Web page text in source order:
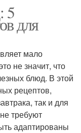
5
для
мало
не значит, что
блюд. В этой
рецептов,
так и для
требуют
адаптированы